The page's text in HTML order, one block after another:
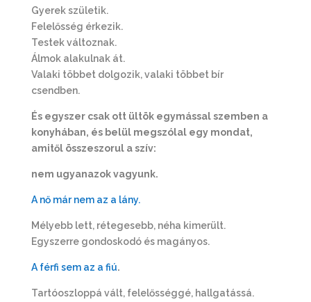
Gyerek születik.
Felelősség érkezik.
Testek változnak.
Álmok alakulnak át.
Valaki többet dolgozik, valaki többet bír
csendben.
És egyszer csak ott ültök egymással szemben a
konyhában, és belül megszólal egy mondat,
amitől összeszorul a szív:
nem ugyanazok vagyunk.
A nő már nem az a lány.
Mélyebb lett, rétegesebb, néha kimerült.
Egyszerre gondoskodó és magányos.
A férfi sem az a fiú.
Tartóoszloppá vált, felelősséggé, hallgatássá.